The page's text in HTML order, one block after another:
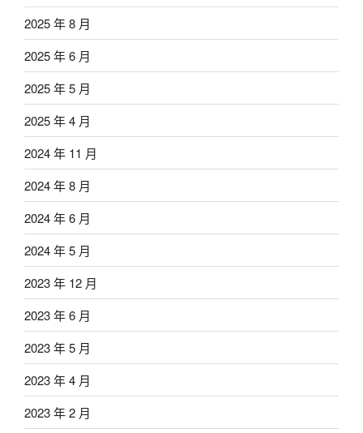
2025 年 8 月
2025 年 6 月
2025 年 5 月
2025 年 4 月
2024 年 11 月
2024 年 8 月
2024 年 6 月
2024 年 5 月
2023 年 12 月
2023 年 6 月
2023 年 5 月
2023 年 4 月
2023 年 2 月